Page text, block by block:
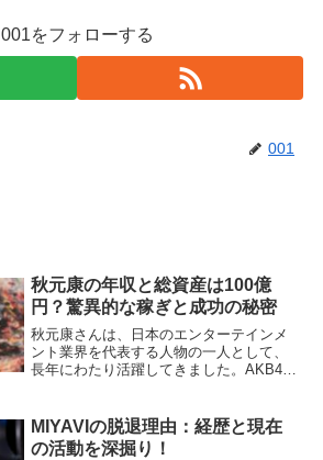
001をフォローする
001
秋元康の年収と総資産は100億
円？驚異的な稼ぎと成功の秘密
秋元康さんは、日本のエンターテインメ
ント業界を代表する人物の一人として、
長年にわたり活躍してきました。AKB48
より、その経済力は非常に大きなものと
なっています。この記...
MIYAVIの脱退理由：経歴と現在
の活動を深掘り！